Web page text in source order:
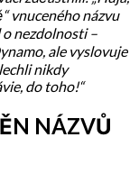
vnuceného názvu
nezdolnosti –
ale vyslovuje
nikdy
do toho!“
NÁZVŮ